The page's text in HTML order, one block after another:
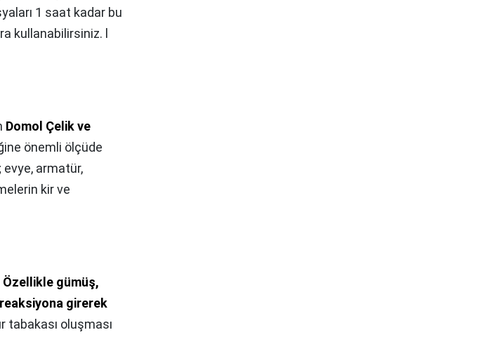
1 saat kadar bu
kullanabilirsiniz. l
Domol Çelik ve
önemli ölçüde
evye, armatür,
kir ve
Özellikle gümüş,
girerek
tabakası oluşması